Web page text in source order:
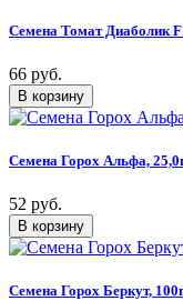
Семена Томат Диаболик
66 руб.
Семена Горох Альфа,
52 руб.
Семена Горох Беркут,